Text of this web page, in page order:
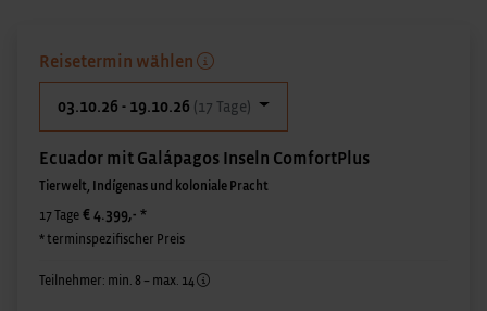
Reisetermin wählen
03.10.26 - 19.10.26 (17 Tage)
Ecuador mit Galápagos Inseln ComfortPlus
Tierwelt, Indígenas und koloniale Pracht
17 Tage € 4.399,- *
* terminspezifischer Preis
Teilnehmer: min. 8 – max. 14